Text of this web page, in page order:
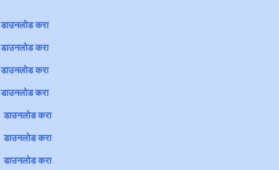
डाउनलोड करा
डाउनलोड करा
डाउनलोड करा
डाउनलोड करा
डाउनलोड करा
डाउनलोड करा
डाउनलोड करा